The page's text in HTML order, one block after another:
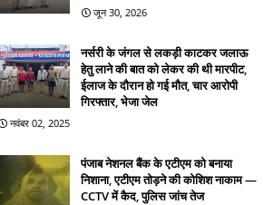
जून 30, 2026
नर्सरी के जंगल से लकड़ी काटकर जलाऊ
हेतु लाने की बात को लेकर की थी मारपीट,
ईलाज के दौरान हो गई मौत, चार आरोपी
गिरफ्तार, भेजा जेल
नवंबर 02, 2025
पंजाब नेशनल बैंक के एटीएम को बनाया
निशाना, एटीएम तोड़ने की कोशिश नाकाम —
CCTV में कैद, पुलिस जांच तेज